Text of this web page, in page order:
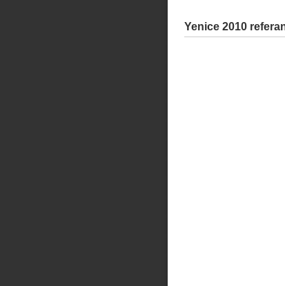
Yenice 2010